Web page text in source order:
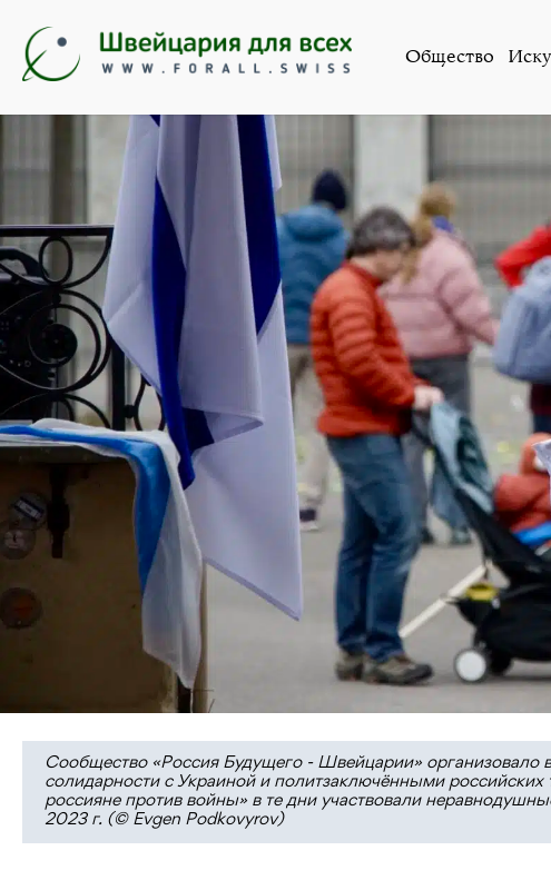
Общество
Сообщество «Россия Будущего - Швейцарии»
солидарности с Украиной и политзаключёнными
россияне против войны» в те дни участвовали
2023 г. (© Evgen Podkovyrov)